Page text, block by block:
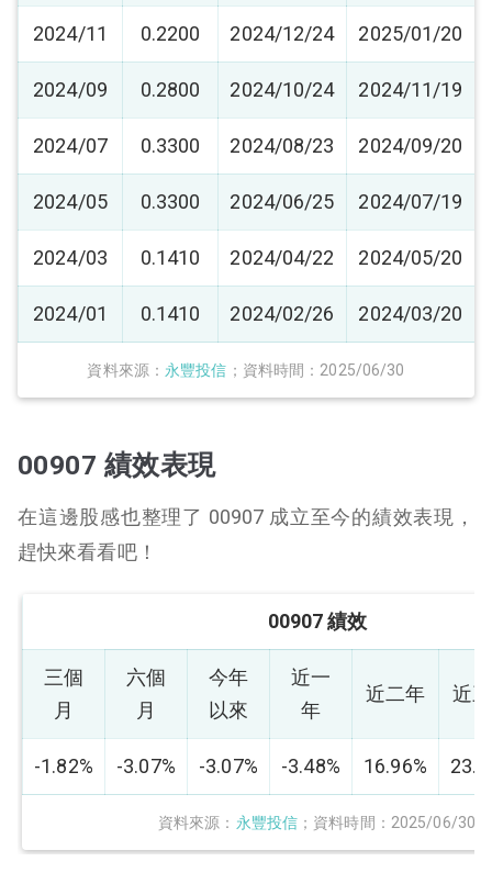
資料來源： 永豐投信 ；資料時間：2025/06/30
2024/11 0.2200 2024/12/24 2025/01/20
2024/09 0.2800 2024/10/24 2024/11/19
2024/07 0.3300 2024/08/23 2024/09/20
2024/05 0.3300 2024/06/25 2024/07/19
2024/03 0.1410 2024/04/22 2024/05/20
2024/01 0.1410 2024/02/26 2024/03/20
00907 績效表現
在這邊股感也整理了 00907 成立至今的績效表現，
趕快來看看吧！
資料來源： 永豐投信 ；資料時間：2025/06/30
00907 績效
三個
月
六個
月
今年
以來
近一
年
近二年 近
-1.82% -3.07% -3.07% -3.48% 16.96%